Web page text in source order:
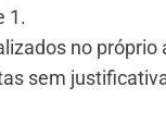
1.
no
sem